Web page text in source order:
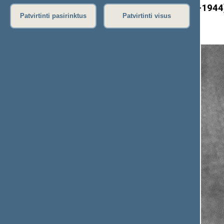
Patvirtinti pasirinktus Patvirtinti visus
ADAMKAVIČIUS Pranas